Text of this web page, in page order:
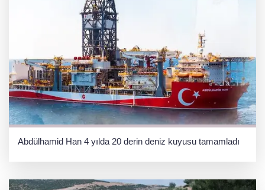
Abdülhamid Han 4 yılda 20 derin deniz kuyusu tamamladı